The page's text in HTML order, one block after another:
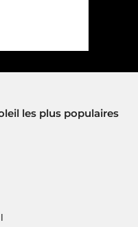
les plus populaires